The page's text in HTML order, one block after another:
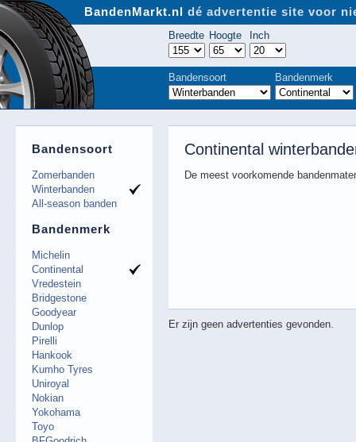
Continental
De meest voorkomende
Er zijn geen advertenties gevonden.
Bandensoort
Zomerbanden
Winterbanden
All-season banden
Bandenmerk
Michelin
Continental
Vredestein
Bridgestone
Goodyear
Dunlop
Pirelli
Hankook
Kumho Tyres
Uniroyal
Nokian
Yokohama
Toyo
BandenMarkt.nl dé advertentie site voor
Breedte Hoogte Inch
Bandensoort Bandenmerk